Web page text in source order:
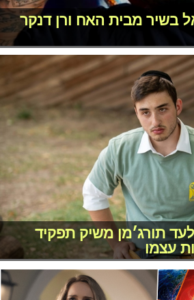
בשיר מבית האח ורן דנקר
תורג׳מן משיק תפקיד
עצמו